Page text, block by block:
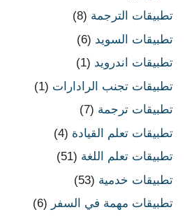
تطبيقات الترجمة (8)
تطبيقات السويد (6)
تطبيقات اندرويد (1)
تطبيقات تجنب الرادارات (1)
تطبيقات ترجمة (7)
تطبيقات تعلم القيادة (4)
تطبيقات تعلم اللغة (51)
تطبيقات خدمية (53)
تطبيقات مهمة في السفر (6)